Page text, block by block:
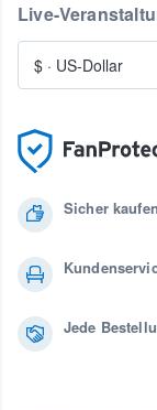
Sicher
Jede
Live-
$ · US-Dollar